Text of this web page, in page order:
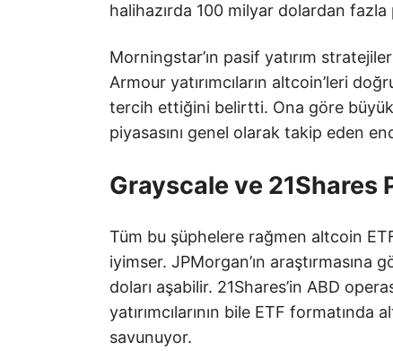
halihazırda 100 milyar dolardan fazla
Morningstar’ın pasif yatırım
Armour yatırımcıların altcoin’leri
tercih ettiğini belirtti. Ona göre büyük
piyasasını genel olarak takip eden
Grayscale ve 21Shares
Tüm bu şüphelere rağmen altcoin
iyimser. JPMorgan’ın
doları aşabilir. 21Shares’in ABD
yatırımcılarının bile ETF
savunuyor.